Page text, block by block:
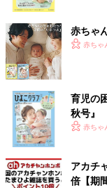
赤ちゃ
赤ちゃ
育児の
秋号』
いっぱ
赤ちゃ
アカチ
倍【期